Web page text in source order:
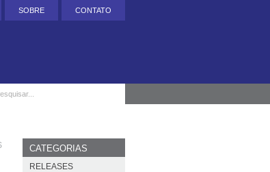
SOBRE CONTATO
CATEGORIAS
RELEASES